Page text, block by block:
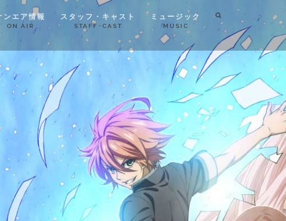
ンエア情報
ON AIR
スタッフ・キャスト
STAFF･CAST
ミュージック
MUSIC